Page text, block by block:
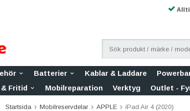
Batterier Kablar & Laddare
& Fritid Mobilreparation Verktyg Outlet -
Startsida Mobilreservdelar APPLE iPad Air 4 (2020)